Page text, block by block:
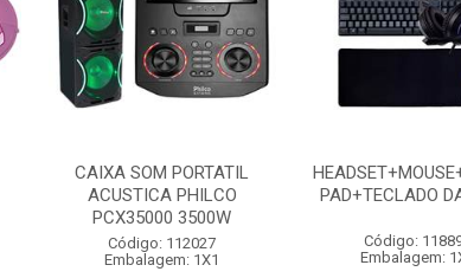
CAIXA SOM PORTATIL
ACUSTICA PHILCO
PCX35000 3500W
Código: 112027
Embalagem: 1X1
PAD+TECLADO
Código:
Embalagem: